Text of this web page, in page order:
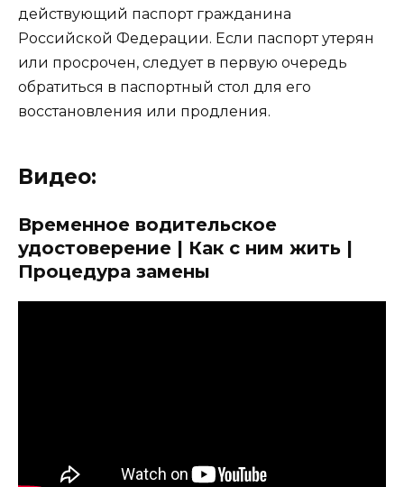
действующий паспорт гражданина
Российской Федерации. Если паспорт утерян
или просрочен, следует в первую очередь
обратиться в паспортный стол для его
восстановления или продления.
Видео:
Временное водительское
удостоверение | Как с ним жить |
Процедура замены